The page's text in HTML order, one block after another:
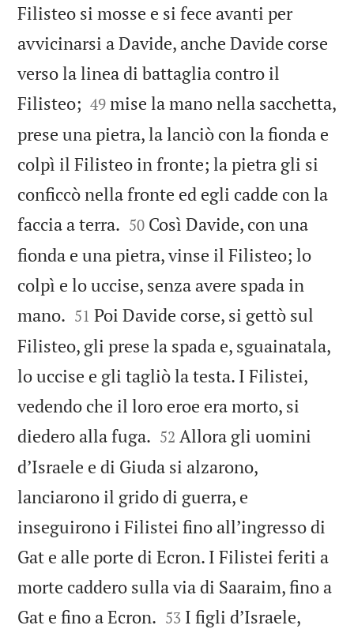
Filisteo si mosse e si fece avanti per
avvicinarsi a Davide, anche Davide corse
verso la linea di battaglia contro il
Filisteo; 

49 mise la mano nella sacchetta,
prese una pietra, la lanciò con la fionda e
colpì il Filisteo in fronte; la pietra gli si
conficcò nella fronte ed egli cadde con la
faccia a terra. 

50 Così Davide, con una
fionda e una pietra, vinse il Filisteo; lo
colpì e lo uccise, senza avere spada in
mano. 

51 Poi Davide corse, si gettò sul
Filisteo, gli prese la spada e, sguainatala,
lo uccise e gli tagliò la testa. I Filistei,
vedendo che il loro eroe era morto, si
diedero alla fuga. 

52 Allora gli uomini
d’Israele e di Giuda si alzarono,
lanciarono il grido di guerra, e
inseguirono i Filistei fino all’ingresso di
Gat e alle porte di Ecron. I Filistei feriti a
morte caddero sulla via di Saaraim, fino a
Gat e fino a Ecron. 

53 I figli d’Israele,